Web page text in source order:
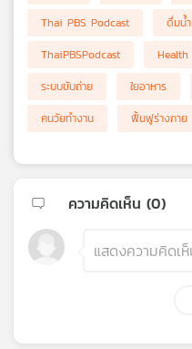
Thai PBS Podcast
ดื่มน้ำ
ThaiPBSPodcast
Health
ระบบขับถ่าย
ใยอาหาร
คนวัยทำงาน
ฟื้นฟูร่างกาย
ความคิดเห็น (0)